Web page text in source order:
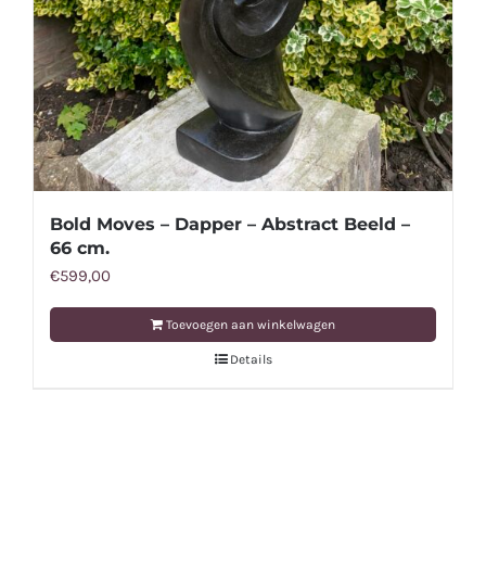
Bold Moves – Dapper – Abstract Beeld –
66 cm.
€599,00
Toevoegen aan winkelwagen
Details